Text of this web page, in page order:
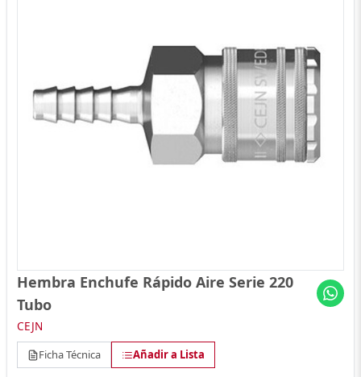
Hembra Enchufe Rápido Aire Serie 220
Tubo
CEJN
Ficha Técnica Añadir a Lista